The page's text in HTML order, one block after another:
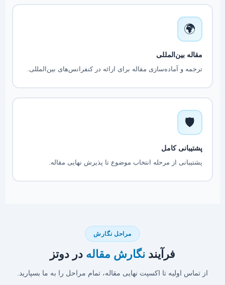
🌍
مقاله بین‌المللی
ترجمه و آماده‌سازی مقاله برای ارائه در کنفرانس‌های بین‌المللی.
🛡️
پشتیبانی کامل
پشتیبانی از مرحله انتخاب موضوع تا پذیرش نهایی مقاله.
مراحل نگارش
فرآیند نگارش مقاله در دوتز
از تماس اولیه تا اکسپت نهایی مقاله، تمام مراحل را به ما بسپارید.